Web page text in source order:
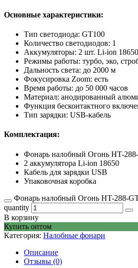
Основные характеристики:
Тип светодиода: GT100
Количество светодиодов: 1
Аккумуляторы: 2 шт. Li-ion 18650
Режимы работы: турбо, эко,
Дальность света: до 2000 м
Фокусировка Zoom: есть
Время работы: до 50 000 часов
Материал: анодированный
Функция бесконтактного
Тип зарядки: USB-кабель
Комплектация:
Фонарь налобный Огонь HT-
2 аккумулятора Li-ion 18650
Кабель для зарядки USB
Упаковочная коробка
Фонарь налобный Огонь HT-288-
quantity
В корзину
Купить оптом
Категория: Налобные фонари
Описание
Отзывы (0)